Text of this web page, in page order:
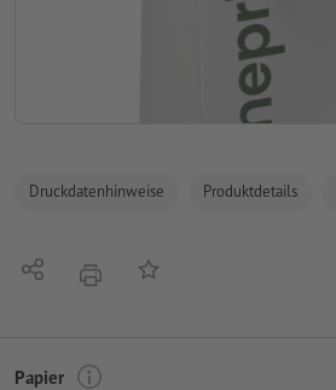
Druckdatenhinweise Produktdetails
Teilen DruckenAuf die Merkliste
Papier